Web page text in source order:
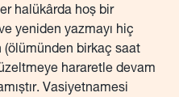
halükârda hoş bir
yeniden yazmayı hiç
(ölümünden birkaç saat
hararetle devam
Vasiyetnamesi